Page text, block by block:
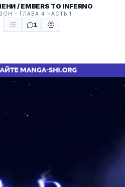
/ EMBERS TO INFERNO
- ГЛАВА 4 ЧАСТЬ 1
1